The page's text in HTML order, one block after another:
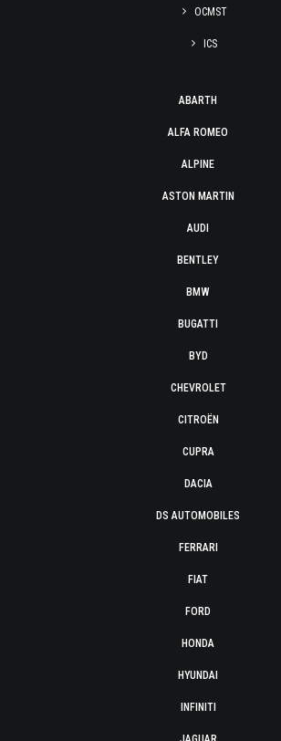
OCMST
ICS
ABARTH
ALFA ROMEO
ALPINE
ASTON MARTIN
AUDI
BENTLEY
BMW
BUGATTI
BYD
CHEVROLET
CITROËN
CUPRA
DACIA
DS AUTOMOBILES
FERRARI
FIAT
FORD
HONDA
HYUNDAI
INFINITI